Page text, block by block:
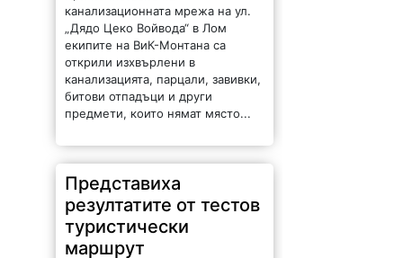
канализационната мрежа на ул.
„Дядо Цеко Войвода“ в Лом
екипите на ВиК-Монтана са
открили изхвърлени в
канализацията, парцали, завивки,
битови отпадъци и други
предмети, които нямат място...
Представиха
резултатите от тестов
туристически
маршрут